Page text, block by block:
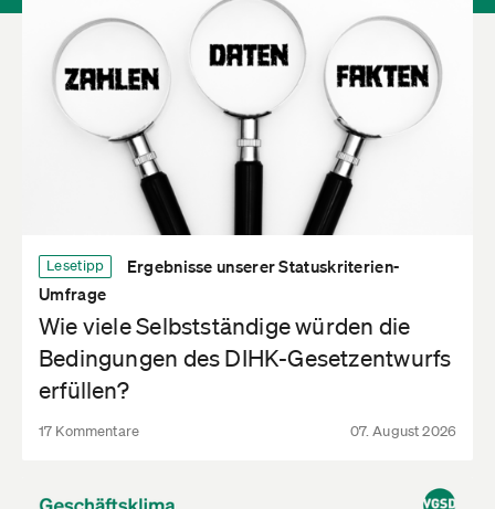
Lesetipp
Ergebnisse unserer Statuskriterien-
Umfrage
Wie viele Selbstständige würden die
Bedingungen des DIHK-Gesetzentwurfs
erfüllen?
17 Kommentare 07. August 2026